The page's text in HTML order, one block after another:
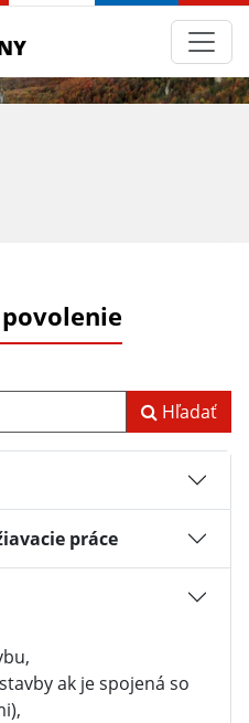
Hľadať
práce
ak je spojená so